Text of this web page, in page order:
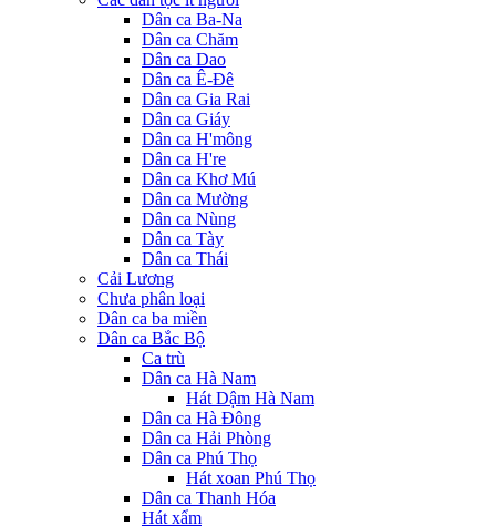
Dân ca Ba-Na
Dân ca Chăm
Dân ca Dao
Dân ca Ê-Đê
Dân ca Gia Rai
Dân ca Giáy
Dân ca H'mông
Dân ca H're
Dân ca Khơ Mú
Dân ca Mường
Dân ca Nùng
Dân ca Tày
Dân ca Thái
Cải Lương
Chưa phân loại
Dân ca ba miền
Dân ca Bắc Bộ
Ca trù
Dân ca Hà Nam
Hát Dậm Hà Nam
Dân ca Hà Đông
Dân ca Hải Phòng
Dân ca Phú Thọ
Hát xoan Phú Thọ
Dân ca Thanh Hóa
Hát xẩm